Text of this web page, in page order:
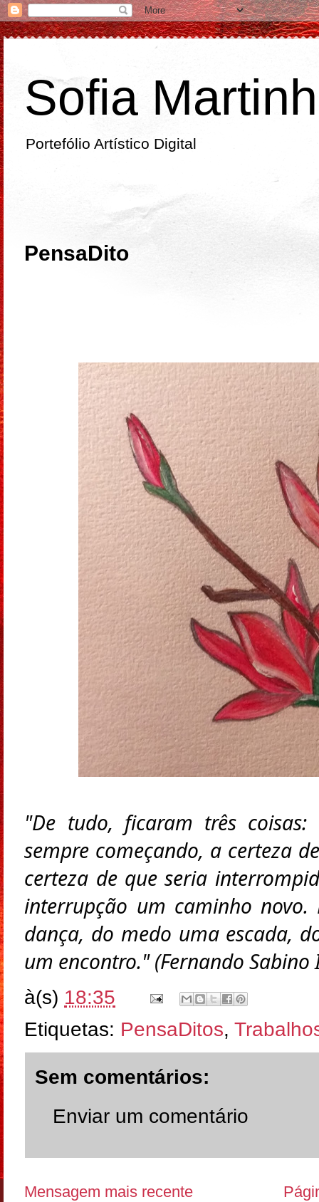
Sofia
Portefólio Artístico Digital
quinta-feira
PensaDito
"De tudo, ficaram três
sempre começando, a certeza
certeza de que seria
interrupção um caminho
dança, do medo uma escada,
um encontro." (Fernando Sabino
à(s) 18:35
Etiquetas: PensaDitos,
Sem comentários:
Enviar um comentário
Mensagem mais recente